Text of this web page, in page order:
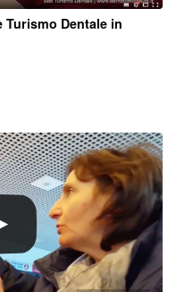
Turismo Dentale in